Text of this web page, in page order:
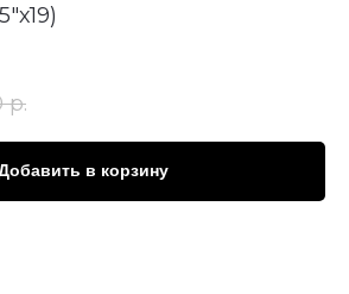
р.
в корзину